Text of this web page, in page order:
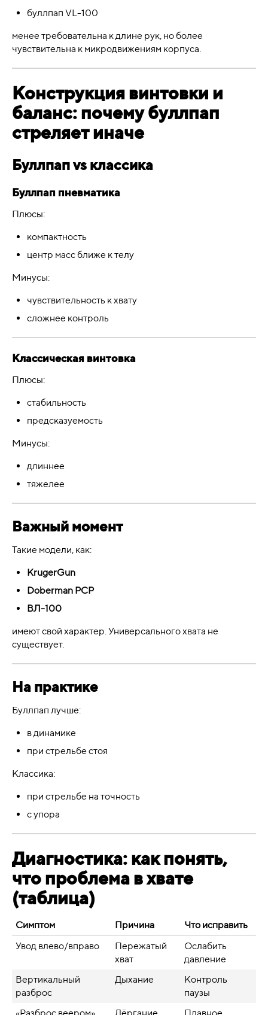
буллпап VL-100
менее требовательна к длине рук, но более
чувствительна к микродвижениям корпуса.
Конструкция винтовки и
баланс: почему буллпап
стреляет иначе
Буллпап vs классика
Буллпап пневматика
Плюсы:
компактность
центр масс ближе к телу
Минусы:
чувствительность к хвату
сложнее контроль
Классическая винтовка
Плюсы:
стабильность
предсказуемость
Минусы:
длиннее
тяжелее
Важный момент
Такие модели, как:
KrugerGun
Doberman PCP
ВЛ-100
имеют свой характер. Универсального хвата не
существует.
На практике
Буллпап лучше:
в динамике
при стрельбе стоя
Классика:
при стрельбе на точность
с упора
Диагностика: как понять,
что проблема в хвате
(таблица)
Симптом Причина
Что исправить
Увод влево/вправо
Пережатый
хват
Ослабить
давление
Вертикальный
разброс
Дыхание
Контроль
паузы